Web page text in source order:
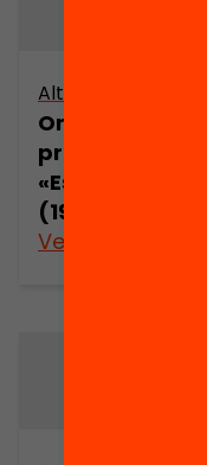
Altres arxius
Onze anys de
premsa sobre
«Església i Sida»
(1985-1995)
Veure’n més